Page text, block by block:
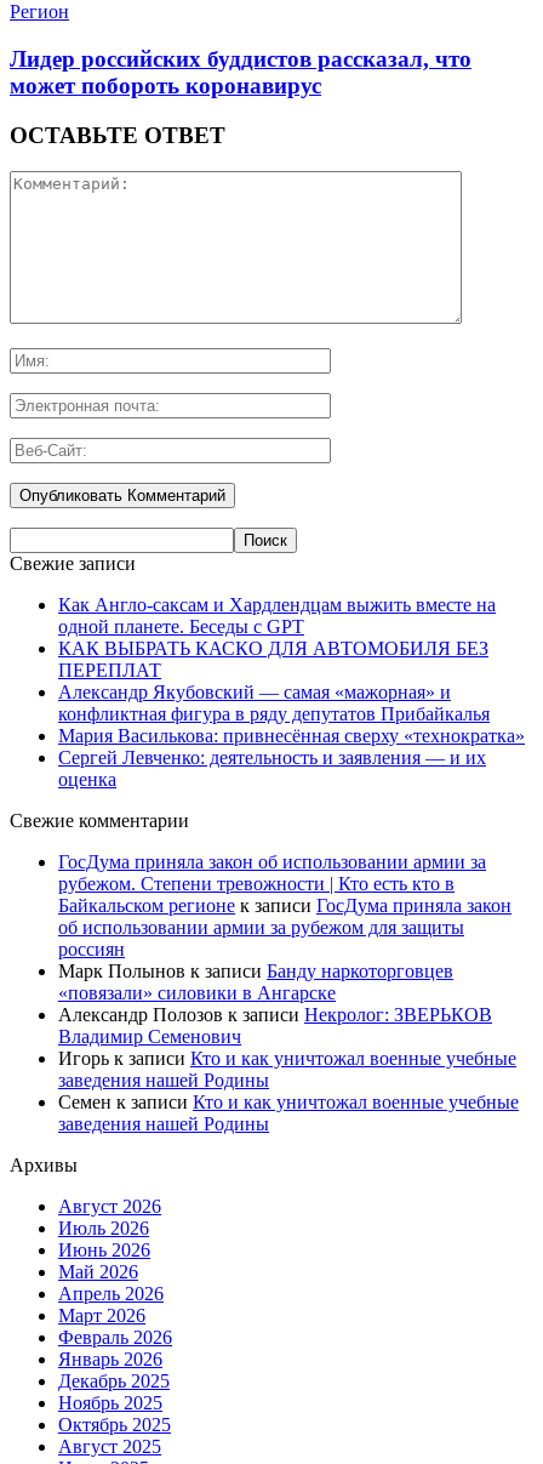
Регион
Лидер российских буддистов рассказал, что
может побороть коронавирус
ОСТАВЬТЕ ОТВЕТ
Свежие записи
Как Англо-саксам и Хардлендцам выжить вместе на
одной планете. Беседы с GPT
КАК ВЫБРАТЬ КАСКО ДЛЯ АВТОМОБИЛЯ БЕЗ
ПЕРЕПЛАТ
Александр Якубовский — самая «мажорная» и
конфликтная фигура в ряду депутатов Прибайкалья
Мария Василькова: привнесённая сверху «технократка»
Сергей Левченко: деятельность и заявления — и их
оценка
Свежие комментарии
ГосДума приняла закон об использовании армии за
рубежом. Степени тревожности | Кто есть кто в
Байкальском регионе к записи ГосДума приняла закон
об использовании армии за рубежом для защиты
россиян
Марк Полынов к записи Банду наркоторговцев
«повязали» силовики в Ангарске
Александр Полозов к записи Некролог: ЗВЕРЬКОВ
Владимир Семенович
Игорь к записи Кто и как уничтожал военные учебные
заведения нашей Родины
Семен к записи Кто и как уничтожал военные учебные
заведения нашей Родины
Архивы
Август 2026
Июль 2026
Июнь 2026
Май 2026
Апрель 2026
Март 2026
Февраль 2026
Январь 2026
Декабрь 2025
Ноябрь 2025
Октябрь 2025
Август 2025